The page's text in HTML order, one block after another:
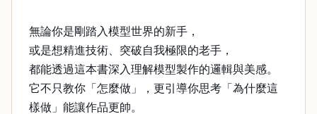
無論你是剛踏入模型世界的新手，
或是想精進技術、突破自我極限的老手，
都能透過這本書深入理解模型製作的邏輯與美感。
它不只教你「怎麼做」，更引導你思考「為什麼這
樣做」能讓作品更帥。